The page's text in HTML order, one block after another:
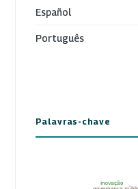
Español
Português
Palavras-chave